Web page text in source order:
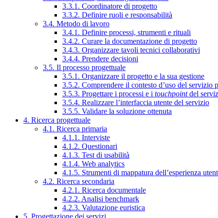
3.3.1. Coordinatore di progetto
3.3.2. Definire ruoli e responsabilità
3.4. Metodo di lavoro
3.4.1. Definire processi, strumenti e rituali
3.4.2. Curare la documentazione di progetto
3.4.3. Organizzare tavoli tecnici collaborativi
3.4.4. Prendere decisioni
3.5. Il processo progettuale
3.5.1. Organizzare il progetto e la sua gestione
3.5.2. Comprendere il contesto d’uso del servizio
3.5.3. Progettare i processi e i touchpointdel
3.5.4. Realizzare l’interfaccia utente del servizio
3.5.5. Validare la soluzione ottenuta
4. Ricerca progettuale
4.1. Ricerca primaria
4.1.1. Interviste
4.1.2. Questionari
4.1.3. Test di usabilità
4.1.4. Web analytics
4.1.5. Strumenti di mappatura dell’esperienza
4.2. Ricerca secondaria
4.2.1. Ricerca documentale
4.2.2. Analisi benchmark
4.2.3. Valutazione euristica
5. Progettazione dei servizi